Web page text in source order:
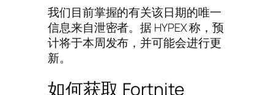
我们目前掌握的有关该日期的唯一
信息来自泄密者。据 HYPEX 称，预
计将于本周发布，并可能会进行更
新。
如何获取 Fortnite